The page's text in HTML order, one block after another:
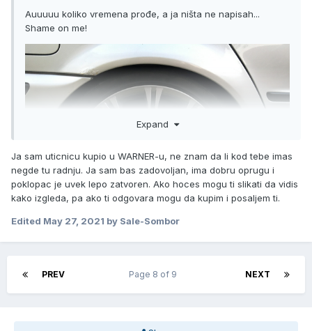
Auuuuu koliko vremena prođe, a ja ništa ne napisah...
Shame on me!
neke sitnice na pragu ispod vrata - sređeno juče, mislim
Expand
Ja sam uticnicu kupio u WARNER-u, ne znam da li kod tebe imas
negde tu radnju. Ja sam bas zadovoljan, ima dobru oprugu i
poklopac je uvek lepo zatvoren. Ako hoces mogu ti slikati da vidis
kako izgleda, pa ako ti odgovara mogu da kupim i posaljem ti.
Edited May 27, 2021 by Sale-Sombor
PREV NEXT
Page 8 of 9